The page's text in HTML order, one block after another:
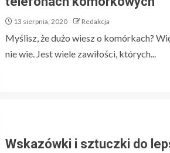
13 sierpnia, 2020 Redakcja
Myślisz, że dużo wiesz o komórkach?
nie wie. Jest wiele zawiłości, których...
Wskazówki i sztuczki do